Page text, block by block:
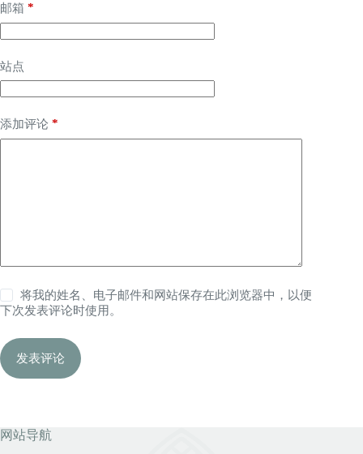
邮箱 *
站点
添加评论 *
将我的姓名、电子邮件和网站保存在此浏览器中，以便
下次发表评论时使用。
发表评论
网站导航